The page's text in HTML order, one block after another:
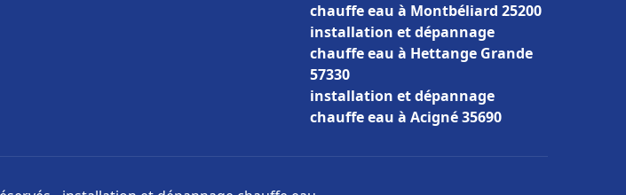
chauffe eau à Montbéliard 25200
installation et dépannage
chauffe eau à Hettange Grande
57330
installation et dépannage
chauffe eau à Acigné 35690